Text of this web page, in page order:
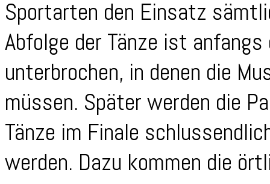
Sportarten den Einsatz
Abfolge der Tänze ist
unterbrochen, in denen die
müssen. Später werden die
Tänze im Finale
werden. Dazu kommen die